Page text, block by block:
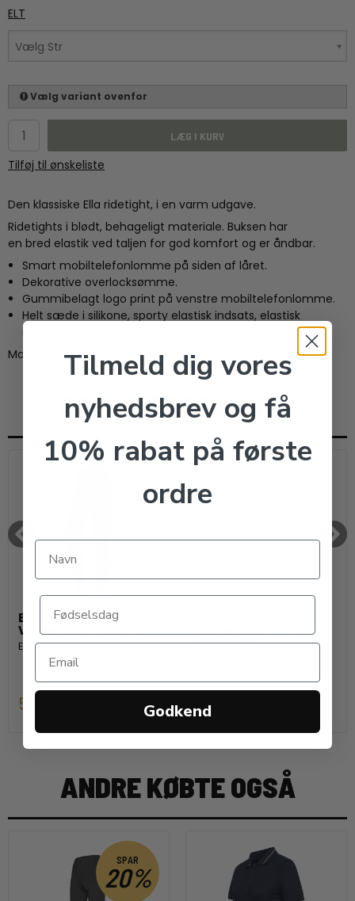
ELT
Vælg Str
Vælg variant ovenfor
LÆG I KURV
Tilføj til ønskeliste
Den klassiske Ella ridetight, i en varm udgave.
Ridetights i blødt, behageligt materiale. Buksen har
en bred elastik ved taljen for god komfort og er åndbar.
Smart mobiltelefonlomme på siden af låret.
Dekorative overlocksømme.
Gummibelagt logo print på venstre mobiltelefonlomme.
Helt sæde i silikone, sporty elastisk indsats, elastisk
materiale.
Materiale: 90% polyester, 10% elastan.
RELATEREDE VARER
ELT ELLA
Vinterridetights. Sort
ELT
529,00 DKK
Vinterridetights.
Asfaltgrå
529,00 DKK
ANDRE KØBTE OGSÅ
SPAR
20%
Tilmeld dig vores
nyhedsbrev og få
10% rabat på første
ordre
Godkend